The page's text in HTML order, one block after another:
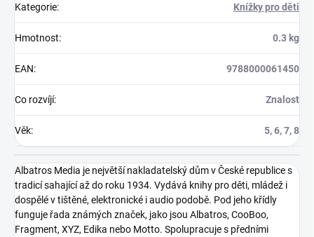
Kategorie: Knížky pro děti
Hmotnost: 0.3 kg
EAN: 9788000061450
Co rozvíjí: Znalost
Věk: 5, 6, 7, 8
Albatros Media je největší nakladatelský dům v České republice s
tradicí sahající až do roku 1934. Vydává knihy pro děti, mládež i
dospělé v tištěné, elektronické i audio podobě. Pod jeho křídly
funguje řada známých značek, jako jsou Albatros, CooBoo,
Fragment, XYZ, Edika nebo Motto. Spolupracuje s předními